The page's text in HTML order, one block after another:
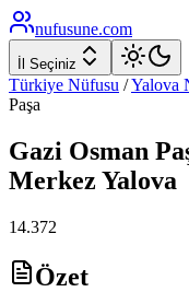
nufusune.com
İl Seçiniz
Türkiye Nüfusu /Yalova
Paşa
Gazi Osman
Merkez Yalova
14.372
Özet